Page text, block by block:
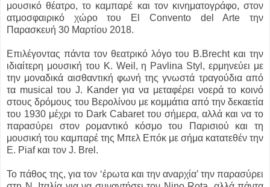
μουσικό θέατρο, το καμπαρέ και τον κινηματογράφο, στον
ατμοσφαιρικό χώρο του El Convento del Arte την
Παρασκευή 30 Μαρτίου 2018.
Επιλέγoντας πάντα τον θεατρικό λόγο του Β.Brecht και την
ιδιαίτερη μουσική του Κ. Weil, η Pavlina Styl, ερμηνεύει με
την μοναδικά αισθαντική φωνή της γνωστά τραγούδια από
τα musical του J. Kander για να μεταφέρει νοερά το κοινό
στους δρόμους του Βερολίνου με κομμάτια από την δεκαετία
του 1930 μέχρι το Dark Cabaret του σήμερα, αλλά και να το
παρασύρει στον ρομαντικό κόσμο του Παρισιού και τη
μουσική του καμπαρέ της Μπελ Επόκ με σήμα κατατεθέν την
Ε. Piaf και τον J. Brel.
Το πάθος της, για τον ‘έρωτα και την αναρχία’ την παρασύρει